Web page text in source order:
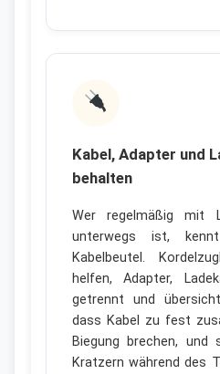
Kabel, Adapter und
behalten
Wer regelmäßig mit
unterwegs ist,
Kabelbeutel.
helfen, Adapter,
getrennt und
dass Kabel zu fest
Biegung brechen,
Kratzern während des